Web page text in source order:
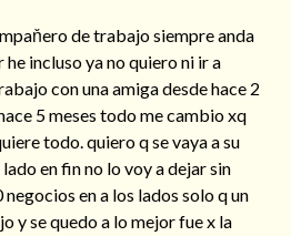
de trabajo siempre anda
incluso ya no quiero ni ir a
con una amiga desde hace 2
5 meses todo me cambio xq
todo. quiero q se vaya a su
en fin no lo voy a dejar sin
en a los lados solo q un
y se quedo a lo mejor fue x la